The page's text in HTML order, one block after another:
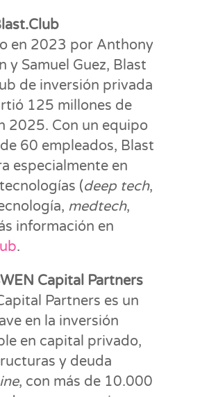
en 2023 por Anthony
y Samuel Guez, Blast
de inversión privada
125 millones de
2025. Con un equipo
60 empleados, Blast
especialmente en
(deep tech,
medtech,
información en
.
Capital Partners
Partners es un
en la inversión
en capital privado,
y deuda
, con más de 10.000